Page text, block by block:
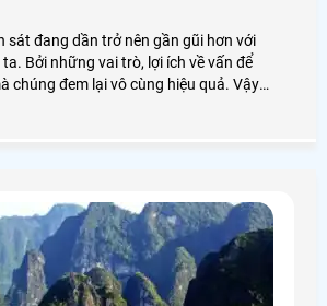
sát đang dần trở nên gần gũi hơn với
vấn để
đem lại vô cùng hiệu quả. Vậy